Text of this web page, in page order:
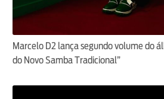
Marcelo D2 lança segundo volume do
do Novo Samba Tradicional”